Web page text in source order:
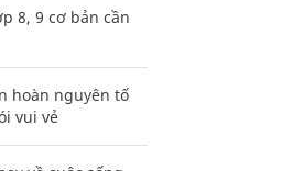
8, 9 cơ bản cần
hoàn nguyên tố
vui vẻ